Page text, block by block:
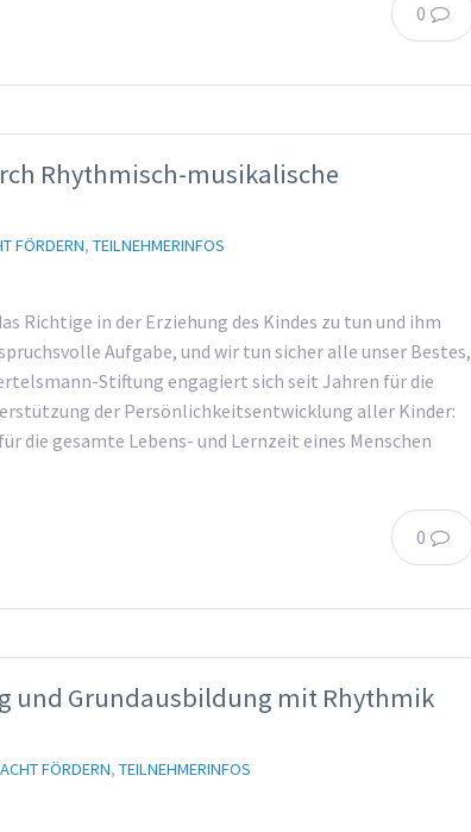
0
Rhythmisch-musikalische
FÖRDERN, TEILNEHMERINFOS
Richtige in der Erziehung des Kindes zu tun und ihm
Aufgabe, und wir tun sicher alle unser Bestes,
Stiftung engagiert sich seit Jahren für die
der Persönlichkeitsentwicklung aller Kinder:
die gesamte Lebens- und Lernzeit eines Menschen
0
und Grundausbildung mit Rhythmik
FÖRDERN, TEILNEHMERINFOS